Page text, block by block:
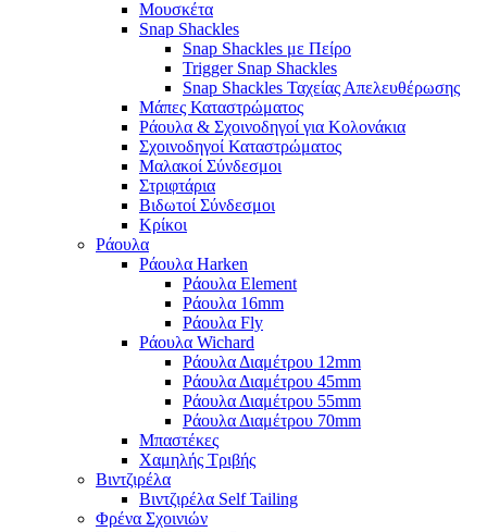
Μουσκέτα
Snap Shackles
Snap Shackles με Πείρο
Trigger Snap Shackles
Snap Shackles Ταχείας Απελευθέρωσης
Μάπες Καταστρώματος
Ράουλα & Σχοινοδηγοί για Κολονάκια
Σχοινοδηγοί Καταστρώματος
Μαλακοί Σύνδεσμοι
Στριφτάρια
Βιδωτοί Σύνδεσμοι
Κρίκοι
Ράουλα
Ράουλα Harken
Ράουλα Element
Ράουλα 16mm
Ράουλα Fly
Ράουλα Wichard
Ράουλα Διαμέτρου 12mm
Ράουλα Διαμέτρου 45mm
Ράουλα Διαμέτρου 55mm
Ράουλα Διαμέτρου 70mm
Μπαστέκες
Χαμηλής Τριβής
Βιντζιρέλα
Βιντζιρέλα Self Tailing
Φρένα Σχοινιών